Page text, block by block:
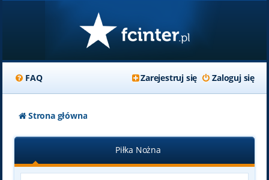
FAQ Zaloguj się
Zarejestruj się
Strona główna
Piłka Nożna